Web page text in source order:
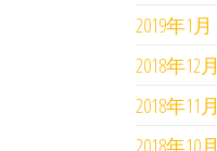
2019年1月
2018年12月
2018年11月
2018年10月